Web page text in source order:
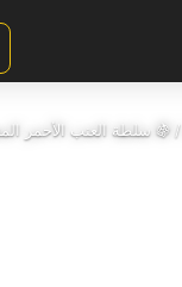
/ 🍇 سلطة العنب الأحمر